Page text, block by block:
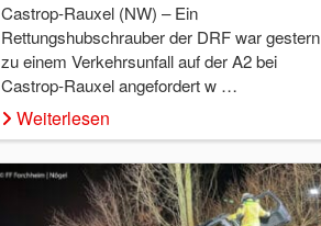
Castrop-Rauxel (NW) – Ein
Rettungshubschrauber der DRF war gestern
zu einem Verkehrsunfall auf der A2 bei
Castrop-Rauxel angefordert w …
Weiterlesen